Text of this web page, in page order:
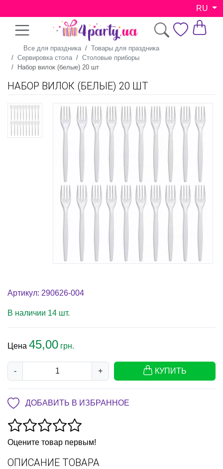
RU
Все для праздника
Товары для праздника
Сервировка стола
Столовые приборы
Набор вилок (белые) 20 шт
НАБОР ВИЛОК (БЕЛЫЕ) 20 ШТ
Артикул: 290626-004
В наличии 14 шт.
Цена 45,00 грн.
- + КУПИТЬ
ДОБАВИТЬ В ИЗБРАННОЕ
Оцените товар первым!
ОПИСАНИЕ ТОВАРА